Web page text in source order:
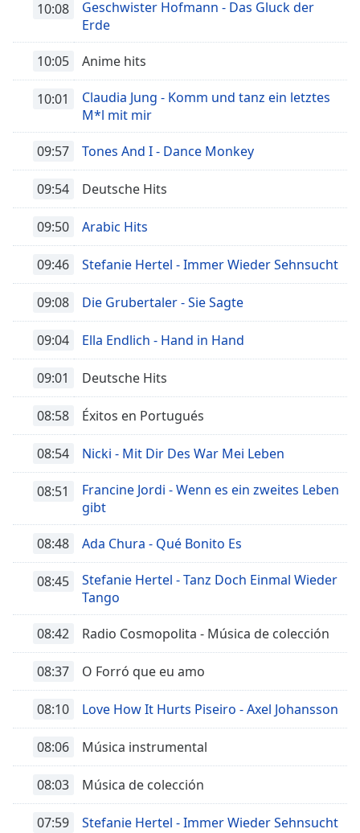
Text
Style
Family
Done
dialog
window.
10:08
Geschwister Hofmann - Das Gluck der
Erde
10:05 Anime hits
10:01
Claudia Jung - Komm und tanz ein letztes
M*l mit mir
09:57 Tones And I - Dance Monkey
09:54 Deutsche Hits
09:50 Arabic Hits
09:46 Stefanie Hertel - Immer Wieder Sehnsucht
09:08 Die Grubertaler - Sie Sagte
09:04 Ella Endlich - Hand in Hand
09:01 Deutsche Hits
08:58 Éxitos en Portugués
08:54 Nicki - Mit Dir Des War Mei Leben
08:51
Francine Jordi - Wenn es ein zweites Leben
gibt
08:48 Ada Chura - Qué Bonito Es
08:45
Stefanie Hertel - Tanz Doch Einmal Wieder
Tango
08:42 Radio Cosmopolita - Música de colección
08:37 O Forró que eu amo
08:10 Love How It Hurts Piseiro - Axel Johansson
08:06 Música instrumental
08:03 Música de colección
07:59 Stefanie Hertel - Immer Wieder Sehnsucht